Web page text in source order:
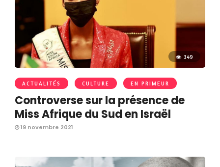
349
ACTUALITÉS CULTURE EN PRIMEUR
Controverse sur la présence de
Miss Afrique du Sud en Israël
19 novembre 2021